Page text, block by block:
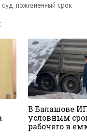
суд,пожизненный срок
В Балашове
условным
рабочего в